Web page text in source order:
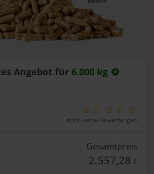
Angebot für 6.000 kg
noch keine Bewertungen
Gesamtpreis
2.557,28 €